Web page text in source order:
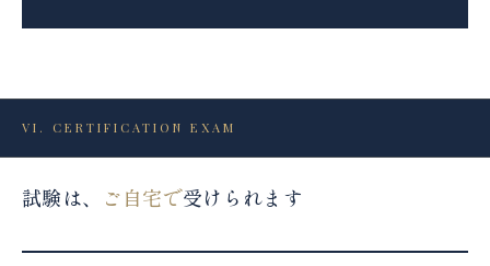
VI . CERTIFICATION EXAM
試験は、 ご自宅で受けられます